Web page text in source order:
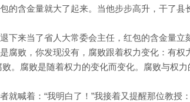
的含金量就大了起来。当他步步高升，干了
下来当了省人大常委会主任，红包的含金量
腐败，你发现没有，腐败跟着权力变化：有
。腐败是随着权力的变化而变化。腐败与权
就喊着：“我明白了！”我接着又提醒那位教授